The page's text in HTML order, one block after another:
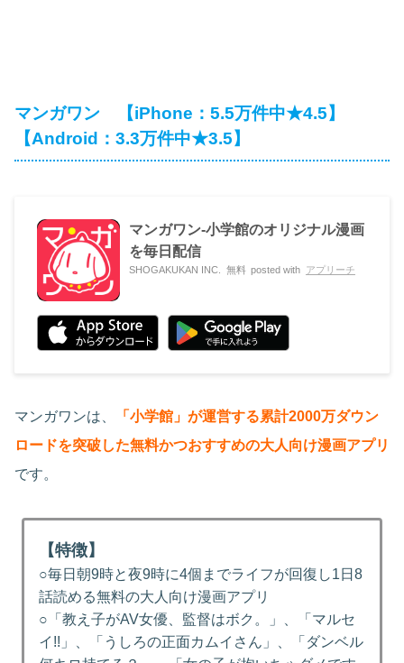
マンガワン 【iPhone：5.5万件中★4.5】
【Android：3.3万件中★3.5】
マンガワン-小学館のオリジナル漫画
を毎日配信
SHOGAKUKAN INC. 無料 posted with アプリーチ
マンガワンは、
「小学館」が運営する累計2000万ダウン
ロードを突破した無料かつおすすめの大人向け漫画アプリ
です。
【特徴】
○毎日朝9時と夜9時に4個までライフが回復し1日8
話読める無料の大人向け漫画アプリ
○「教え子がAV女優、監督はボク。」、「マルセ
イ!!」、「うしろの正面カムイさん」、「ダンベル